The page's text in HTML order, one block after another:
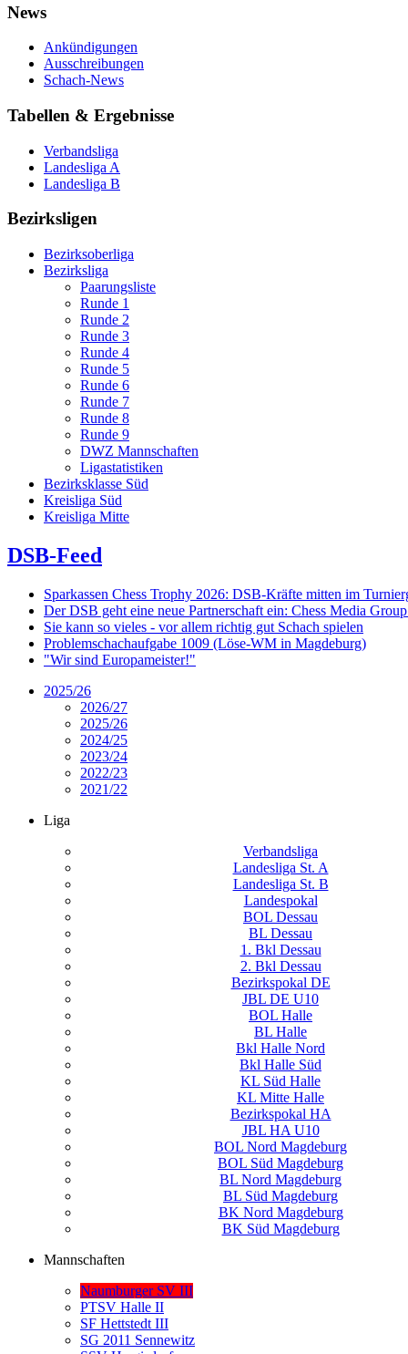
News
Ankündigungen
Ausschreibungen
Schach-News
Tabellen & Ergebnisse
Verbandsliga
Landesliga A
Landesliga B
Bezirksligen
Bezirksoberliga
Bezirksliga
Paarungsliste
Runde 1
Runde 2
Runde 3
Runde 4
Runde 5
Runde 6
Runde 7
Runde 8
Runde 9
DWZ Mannschaften
Ligastatistiken
Bezirksklasse Süd
Kreisliga Süd
Kreisliga Mitte
DSB-Feed
Sparkassen Chess Trophy 2026: DSB-Kräfte mitten im
Der DSB geht eine neue Partnerschaft ein: Chess Media
Sie kann so vieles - vor allem richtig gut Schach spielen
Problemschachaufgabe 1009 (Löse-WM in Magdeburg)
"Wir sind Europameister!"
2025/26
2026/27
2025/26
2024/25
2023/24
2022/23
2021/22
Liga
Verbandsliga
Landesliga St. A
Landesliga St. B
Landespokal
BOL Dessau
BL Dessau
1. Bkl Dessau
2. Bkl Dessau
Bezirkspokal DE
JBL DE U10
BOL Halle
BL Halle
Bkl Halle Nord
Bkl Halle Süd
KL Süd Halle
KL Mitte Halle
Bezirkspokal HA
JBL HA U10
BOL Nord Magdeburg
BOL Süd Magdeburg
BL Nord Magdeburg
BL Süd Magdeburg
BK Nord Magdeburg
BK Süd Magdeburg
Mannschaften
Naumburger SV III
PTSV Halle II
SF Hettstedt III
SG 2011 Sennewitz